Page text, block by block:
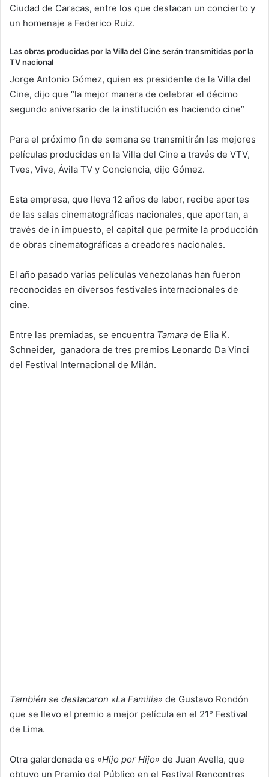
Ciudad de Caracas, entre los que destacan un concierto y
un homenaje a Federico Ruiz.
Las obras producidas por la Villa del Cine serán transmitidas por la
TV nacional
Jorge Antonio Gómez, quien es presidente de la Villa del
Cine, dijo que “la mejor manera de celebrar el décimo
segundo aniversario de la institución es haciendo cine”
Para el próximo fin de semana se transmitirán las mejores
películas producidas en la Villa del Cine a través de VTV,
Tves, Vive, Ávila TV y Conciencia, dijo Gómez.
Esta empresa, que lleva 12 años de labor, recibe aportes
de las salas cinematográficas nacionales, que aportan, a
través de in impuesto, el capital que permite la producción
de obras cinematográficas a creadores nacionales.
El año pasado varias películas venezolanas han fueron
reconocidas en diversos festivales internacionales de
cine.
Entre las premiadas, se encuentra Tamara de Elia K.
Schneider, ganadora de tres premios Leonardo Da Vinci
del Festival Internacional de Milán.
También se destacaron «La Familia» de Gustavo Rondón
que se llevo el premio a mejor película en el 21° Festival
de Lima.
Otra galardonada es «Hijo por Hijo» de Juan Avella, que
obtuvo un Premio del Público en el Festival Rencontres